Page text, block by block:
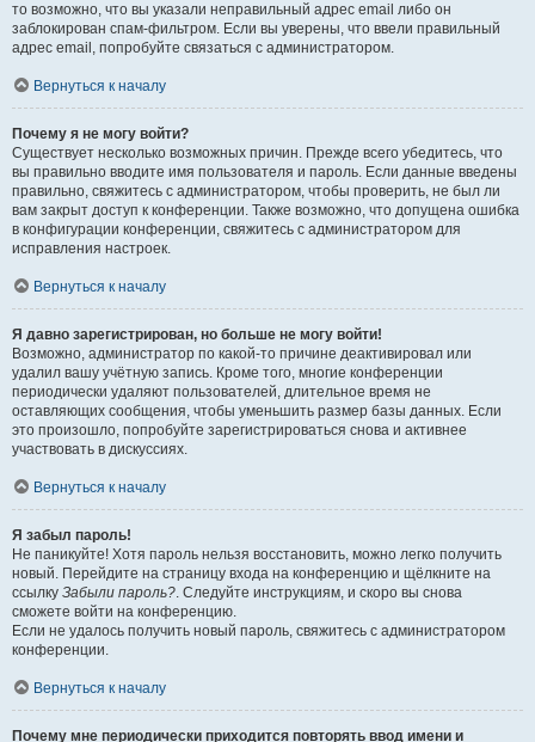
то возможно, что вы указали неправильный адрес email либо он
заблокирован спам-фильтром. Если вы уверены, что ввели правильный
адрес email, попробуйте связаться с администратором.
Вернуться к началу
Почему я не могу войти?
Существует несколько возможных причин. Прежде всего убедитесь, что
вы правильно вводите имя пользователя и пароль. Если данные введены
правильно, свяжитесь с администратором, чтобы проверить, не был ли
вам закрыт доступ к конференции. Также возможно, что допущена ошибка
в конфигурации конференции, свяжитесь с администратором для
исправления настроек.
Вернуться к началу
Я давно зарегистрирован, но больше не могу войти!
Возможно, администратор по какой-то причине деактивировал или
удалил вашу учётную запись. Кроме того, многие конференции
периодически удаляют пользователей, длительное время не
оставляющих сообщения, чтобы уменьшить размер базы данных. Если
это произошло, попробуйте зарегистрироваться снова и активнее
участвовать в дискуссиях.
Вернуться к началу
Я забыл пароль!
Не паникуйте! Хотя пароль нельзя восстановить, можно легко получить
новый. Перейдите на страницу входа на конференцию и щёлкните на
ссылку Забыли пароль?. Следуйте инструкциям, и скоро вы снова
сможете войти на конференцию.
Если не удалось получить новый пароль, свяжитесь с администратором
конференции.
Вернуться к началу
Почему мне периодически приходится повторять ввод имени и